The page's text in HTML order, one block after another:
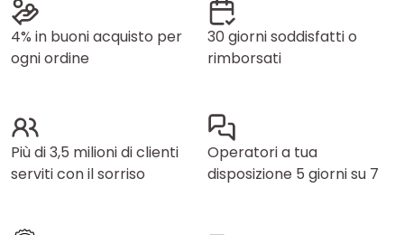
4% in buoni acquisto per
ogni ordine
30 giorni soddisfatti o
rimborsati
Più di 3,5 milioni di clienti
serviti con il sorriso
Operatori a tua
disposizione 5 giorni su 7